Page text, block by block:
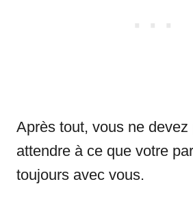
Après tout, vous ne devez
attendre à ce que votre
toujours avec vous.